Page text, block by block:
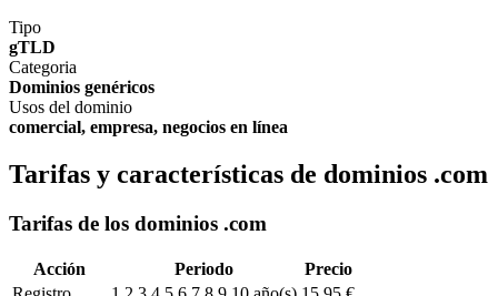
Tipo
gTLD
Categoria
Dominios genéricos
Usos del dominio
comercial, empresa, negocios en línea
Tarifas y características de dominios .com
Tarifas de los dominios .com
Acción Periodo
Precio